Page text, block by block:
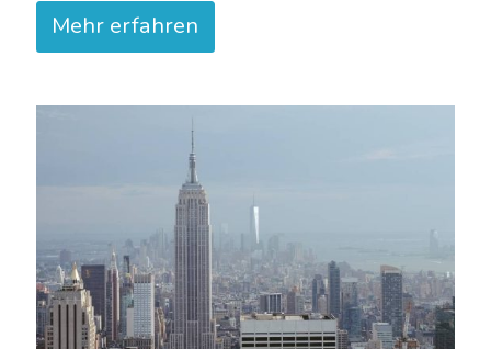
Mehr erfahren